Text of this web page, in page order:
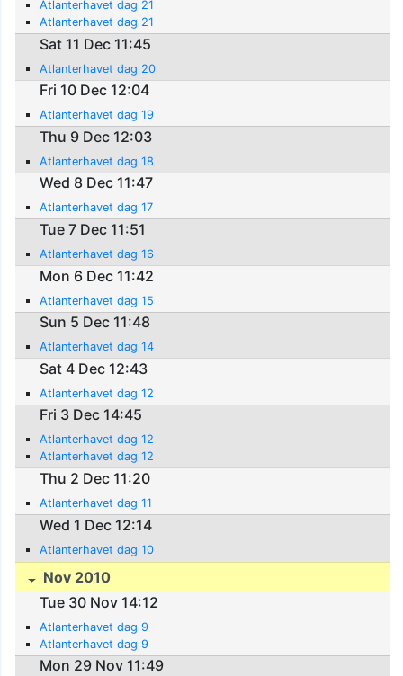
Atlanterhavet dag 21
Atlanterhavet dag 21
Sat 11 Dec 11:45
Atlanterhavet dag 20
Fri 10 Dec 12:04
Atlanterhavet dag 19
Thu 9 Dec 12:03
Atlanterhavet dag 18
Wed 8 Dec 11:47
Atlanterhavet dag 17
Tue 7 Dec 11:51
Atlanterhavet dag 16
Mon 6 Dec 11:42
Atlanterhavet dag 15
Sun 5 Dec 11:48
Atlanterhavet dag 14
Sat 4 Dec 12:43
Atlanterhavet dag 12
Fri 3 Dec 14:45
Atlanterhavet dag 12
Atlanterhavet dag 12
Thu 2 Dec 11:20
Atlanterhavet dag 11
Wed 1 Dec 12:14
Atlanterhavet dag 10
Nov 2010
Tue 30 Nov 14:12
Atlanterhavet dag 9
Atlanterhavet dag 9
Mon 29 Nov 11:49